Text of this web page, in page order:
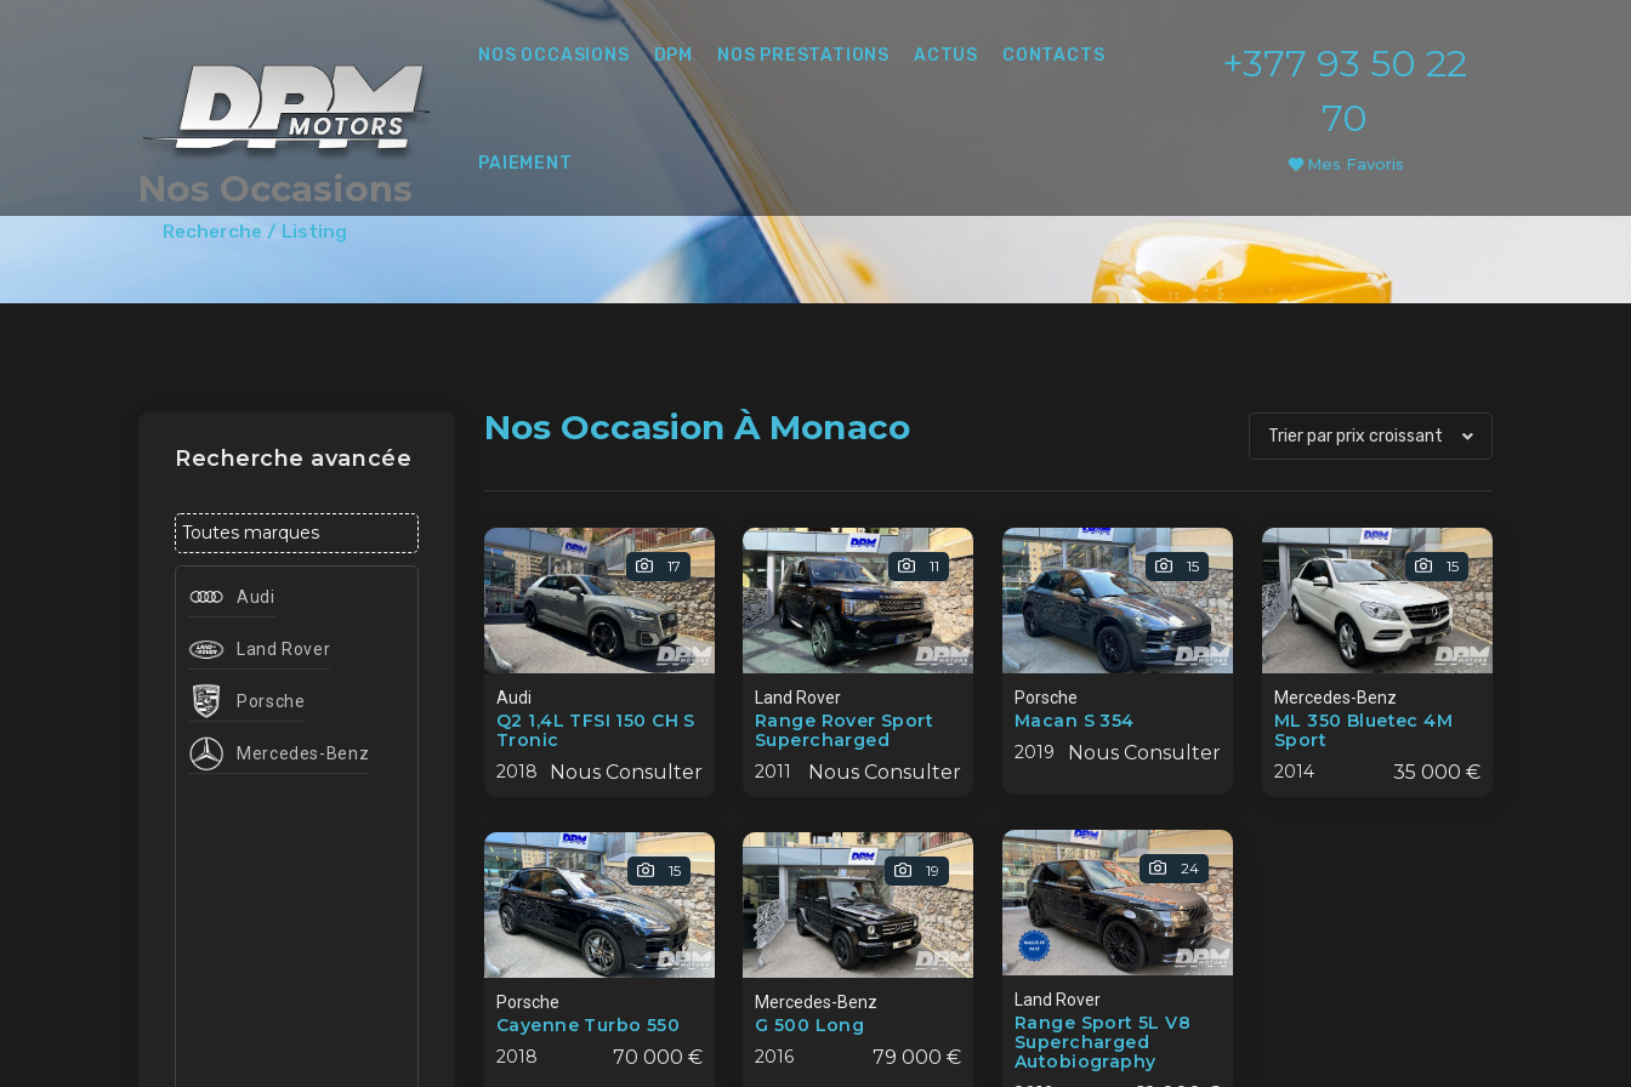
NOS OCCASIONS DPM NOS PRESTATIONS ACTUS CONTACTS
PAIEMENT
+377 93 50 22
70
Mes Favoris
Nos Occasions
Recherche / Listing
Recherche avancée
Toutes marques
Audi
Land Rover
Porsche
Mercedes-Benz
Nos Occasion À Monaco Trier par prix croissant
17
Audi
Q2 1,4L TFSI 150 CH S
Tronic
2018
Nous Consulter
11
Land Rover
Range Rover Sport
Supercharged
2011
Nous Consulter
15
Porsche
Macan S 354
2019
Nous Consulter
15
Mercedes-Benz
ML 350 Bluetec 4M
Sport
2014
35 000 €
24
Land Rover
Range Sport 5L V8
Supercharged
Autobiography
15
Porsche
Cayenne Turbo 550
2018
70 000 €
19
Mercedes-Benz
G 500 Long
2016
79 000 €